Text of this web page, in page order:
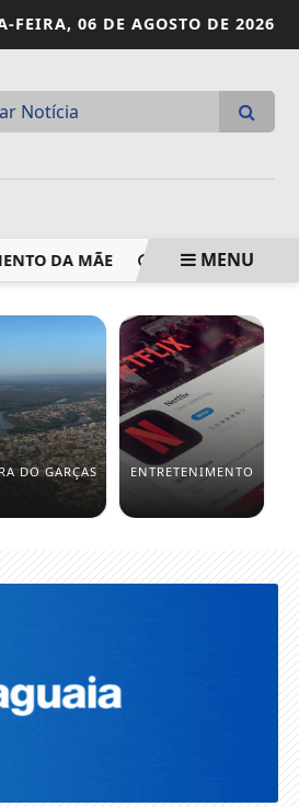
FEIRA, 06 DE AGOSTO DE 2026
DA MÃE BARRA DO GARÇAS
MENU
DO GARÇAS ENTRETENIMENTO